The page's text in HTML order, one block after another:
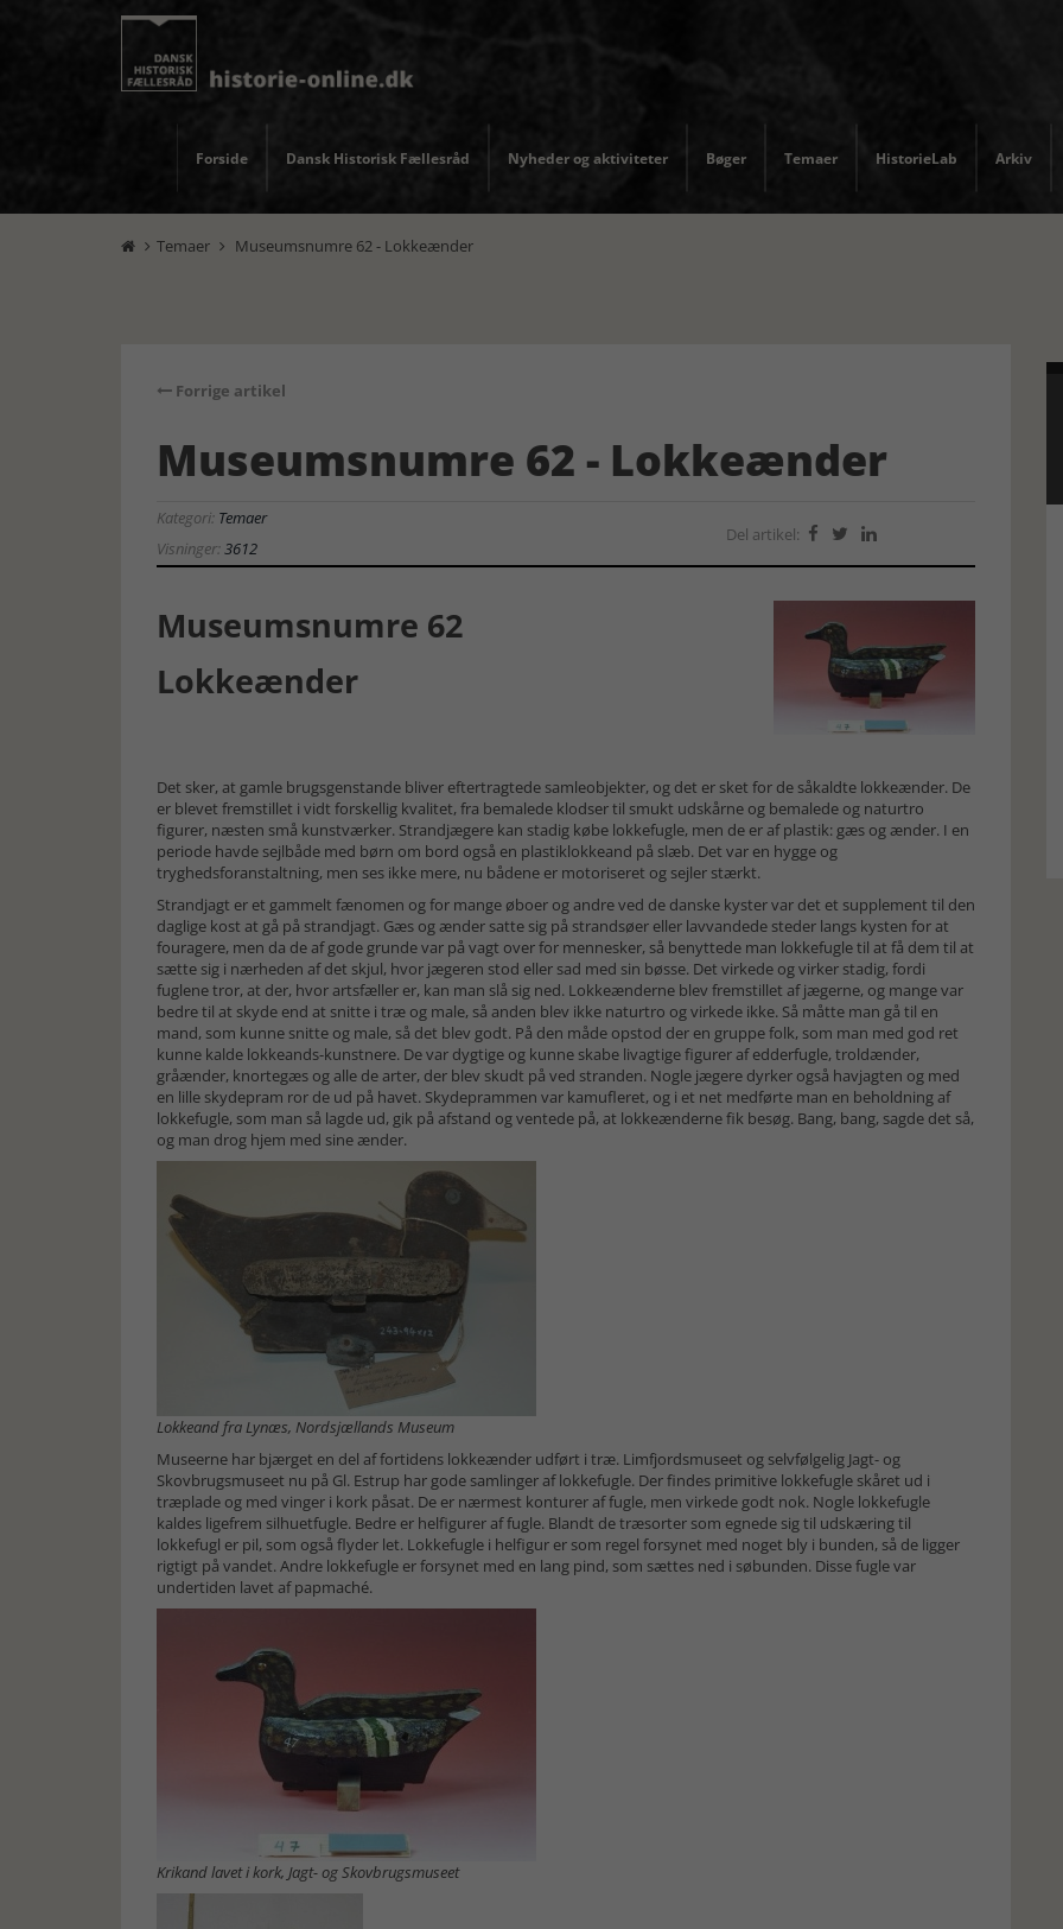
Forside Dansk Historisk Fællesråd Nyheder og aktiviteter Bøger Temaer HistorieLab Arkiv
 Temaer  Museumsnumre 62 - Lokkeænder
Forrige artikel
Museumsnumre 62 - Lokkeænder
Kategori: Temaer
Visninger:3612
Del artikel:   
Museumsnumre 62
Lokkeænder
Det sker, at gamle brugsgenstande bliver eftertragtede samleobjekter, og det er sket for de såkaldte lokkeænder. De
er blevet fremstillet i vidt forskellig kvalitet, fra bemalede klodser til smukt udskårne og bemalede og naturtro
figurer, næsten små kunstværker. Strandjægere kan stadig købe lokkefugle, men de er af plastik: gæs og ænder. I en
periode havde sejlbåde med børn om bord også en plastiklokkeand på slæb. Det var en hygge og
tryghedsforanstaltning, men ses ikke mere, nu bådene er motoriseret og sejler stærkt.
Strandjagt er et gammelt fænomen og for mange øboer og andre ved de danske kyster var det et supplement til den
daglige kost at gå på strandjagt. Gæs og ænder satte sig på strandsøer eller lavvandede steder langs kysten for at
fouragere, men da de af gode grunde var på vagt over for mennesker, så benyttede man lokkefugle til at få dem til at
sætte sig i nærheden af det skjul, hvor jægeren stod eller sad med sin bøsse. Det virkede og virker stadig, fordi
fuglene tror, at der, hvor artsfæller er, kan man slå sig ned. Lokkeænderne blev fremstillet af jægerne, og mange var
bedre til at skyde end at snitte i træ og male, så anden blev ikke naturtro og virkede ikke. Så måtte man gå til en
mand, som kunne snitte og male, så det blev godt. På den måde opstod der en gruppe folk, som man med god ret
kunne kalde lokkeands-kunstnere. De var dygtige og kunne skabe livagtige figurer af edderfugle, troldænder,
gråænder, knortegæs og alle de arter, der blev skudt på ved stranden. Nogle jægere dyrker også havjagten og med
en lille skydepram ror de ud på havet. Skydeprammen var kamufleret, og i et net medførte man en beholdning af
lokkefugle, som man så lagde ud, gik på afstand og ventede på, at lokkeænderne fik besøg. Bang, bang, sagde det så,
og man drog hjem med sine ænder.
Lokkeand fra Lynæs, Nordsjællands Museum
Museerne har bjærget en del af fortidens lokkeænder udført i træ. Limfjordsmuseet og selvfølgelig Jagt- og
Skovbrugsmuseet nu på Gl. Estrup har gode samlinger af lokkefugle. Der findes primitive lokkefugle skåret ud i
træplade og med vinger i kork påsat. De er nærmest konturer af fugle, men virkede godt nok. Nogle lokkefugle
kaldes ligefrem silhuetfugle. Bedre er helfigurer af fugle. Blandt de træsorter som egnede sig til udskæring til
lokkefugl er pil, som også flyder let. Lokkefugle i helfigur er som regel forsynet med noget bly i bunden, så de ligger
rigtigt på vandet. Andre lokkefugle er forsynet med en lang pind, som sættes ned i søbunden. Disse fugle var
undertiden lavet af papmaché.
Krikand lavet i kork, Jagt- og Skovbrugsmuseet